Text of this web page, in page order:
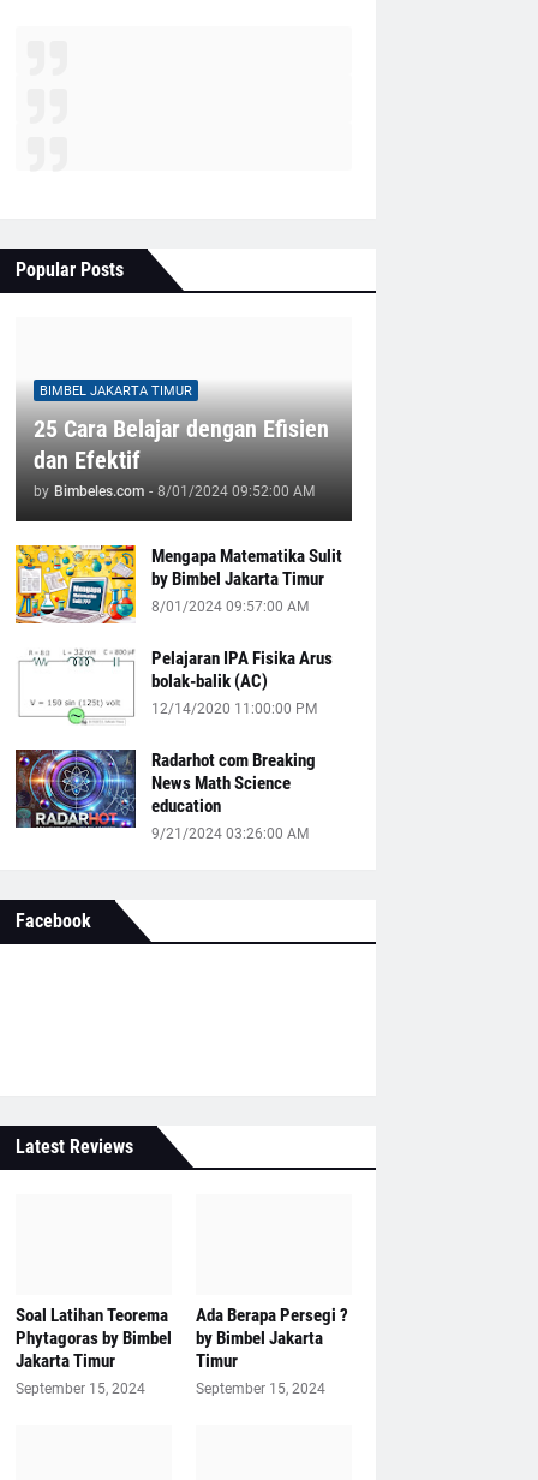
Popular Posts
BIMBEL JAKARTA TIMUR
25 Cara Belajar dengan Efisien
dan Efektif
by Bimbeles.com - 8/01/2024 09:52:00 AM
Mengapa Matematika Sulit
by Bimbel Jakarta Timur
8/01/2024 09:57:00 AM
Pelajaran IPA Fisika Arus
bolak-balik (AC)
12/14/2020 11:00:00 PM
Radarhot com Breaking
News Math Science
education
9/21/2024 03:26:00 AM
Facebook
Latest Reviews
Soal Latihan Teorema
Phytagoras by Bimbel
Jakarta Timur
September 15, 2024
Ada Berapa Persegi ?
by Bimbel Jakarta
Timur
September 15, 2024